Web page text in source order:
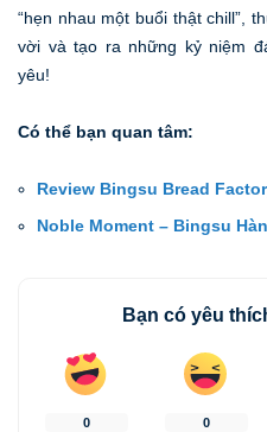
“hẹn nhau một buổi thật chill”,
vời và tạo ra những kỷ niệm
yêu!
Có thể bạn quan tâm:
Review Bingsu Bread
Noble Moment – Bingsu
Bạn có yêu
0 0